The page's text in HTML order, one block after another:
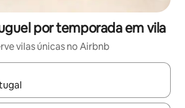
por temporada em vila
vilas únicas no Airbnb
estiverem disponíveis, explore-os